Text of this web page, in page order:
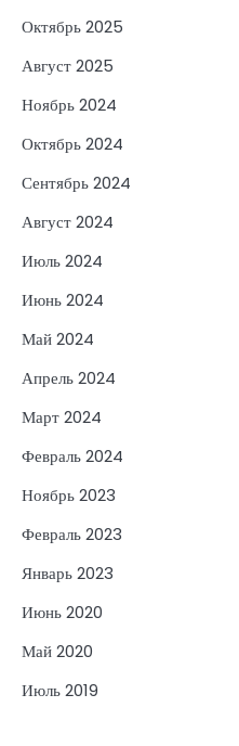
Октябрь 2025
Август 2025
Ноябрь 2024
Октябрь 2024
Сентябрь 2024
Август 2024
Июль 2024
Июнь 2024
Май 2024
Апрель 2024
Март 2024
Февраль 2024
Ноябрь 2023
Февраль 2023
Январь 2023
Июнь 2020
Май 2020
Июль 2019